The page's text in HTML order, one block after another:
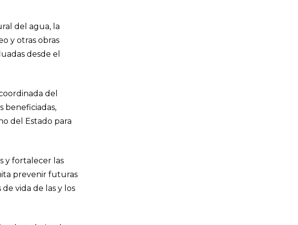
del agua, la
y otras obras
desde el
del
beneficiadas,
del Estado para
y fortalecer las
prevenir futuras
vida de las y los